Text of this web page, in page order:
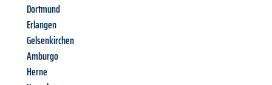
Dortmund
Erlangen
Gelsenkirchen
Amburgo
Herne